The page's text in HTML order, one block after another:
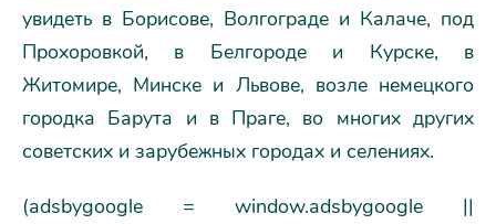
увидеть в Борисове, Волгограде и Калаче, под
Прохоровкой, в Белгороде и Курске, в
Житомире, Минске и Львове, возле немецкого
городка Барута и в Праге, во многих других
советских и зарубежных городах и селениях.
(adsbygoogle = window.adsbygoogle ||